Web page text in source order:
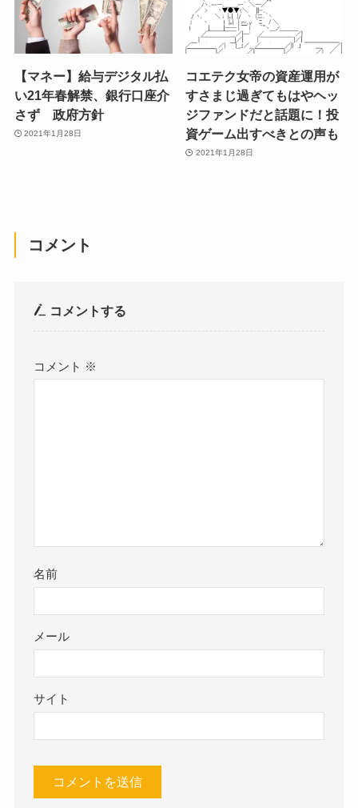
【マネー】給与デジタル払
い21年春解禁、銀行口座介
さず 政府方針
2021年1月28日
コエテク女帝の資産運用が
すさまじ過ぎてもはやヘッ
ジファンドだと話題に！投
資ゲーム出すべきとの声も
2021年1月28日
コメント
コメントする
コメント ※
名前
メール
サイト